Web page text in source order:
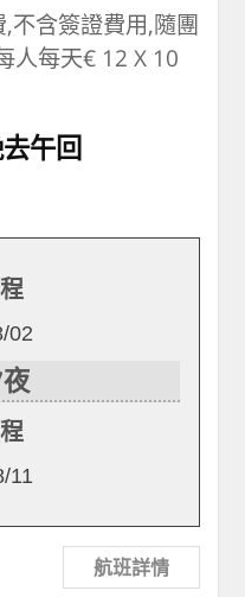
不含簽證費用,隨團
人每天€ 12 X 10
午回
02
11
航班詳情